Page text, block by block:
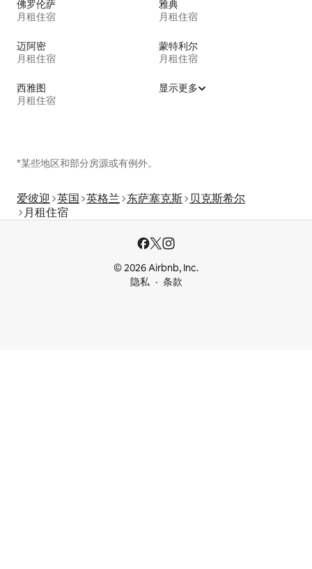
佛罗伦萨
月租住宿
雅典
月租住宿
迈阿密
月租住宿
蒙特利尔
月租住宿
西雅图
月租住宿
显示更多
*某些地区和部分房源或有例外。
爱彼迎 英国 英格兰 东萨塞克斯
贝克斯希尔
月租住宿
© 2026 Airbnb, Inc.
隐私
条款